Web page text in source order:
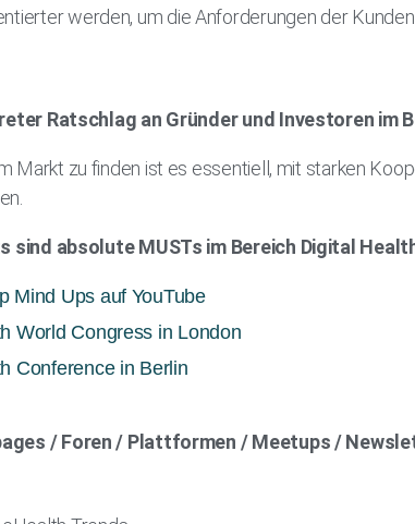
werden, um die Anforderungen der
Ratschlag an Gründer und Investoren im
Markt zu finden ist es essentiell, mit starken
sind absolute MUSTs im Bereich Digital
Mind Ups auf YouTube
World Congress in London
Conference in Berlin
/ Foren / Plattformen / Meetups /